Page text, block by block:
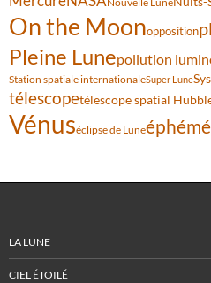
On the Moonopposition
Pleine Lunepollution
Station spatiale internationaleSuper Lune
télescopetélescope spatial
Vénuséclipse de Lune
LA LUNE
CIEL ÉTOILÉ